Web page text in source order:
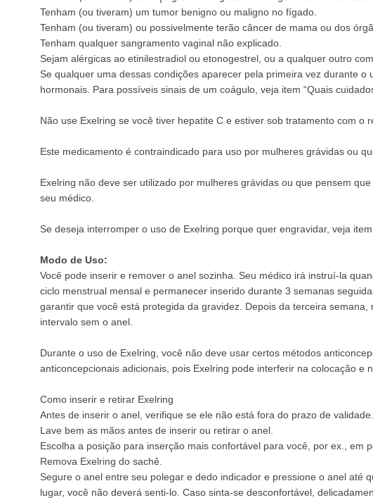
Tenham (ou tiveram) um tumor benigno ou maligno no fígado.
Tenham (ou tiveram) ou possivelmente terão câncer de mama ou dos
Tenham qualquer sangramento vaginal não explicado.
Sejam alérgicas ao etinilestradiol ou etonogestrel, ou a qualquer outro
Se qualquer uma dessas condições aparecer pela primeira vez durante
hormonais. Para possíveis sinais de um coágulo, veja item “Quais
Não use Exelring se você tiver hepatite C e estiver sob tratamento com
Este medicamento é contraindicado para uso por mulheres grávidas ou
Exelring não deve ser utilizado por mulheres grávidas ou que pensem
seu médico.
Se deseja interromper o uso de Exelring porque quer engravidar, veja
Modo de Uso:
Você pode inserir e remover o anel sozinha. Seu médico irá instruí-la
ciclo menstrual mensal e permanecer inserido durante 3 semanas
garantir que você está protegida da gravidez. Depois da terceira
intervalo sem o anel.
Durante o uso de Exelring, você não deve usar certos métodos
anticoncepcionais adicionais, pois Exelring pode interferir na colocação
Como inserir e retirar Exelring
Antes de inserir o anel, verifique se ele não está fora do prazo de validade.
Lave bem as mãos antes de inserir ou retirar o anel.
Escolha a posição para inserção mais confortável para você, por ex., em
Remova Exelring do sachê.
Segure o anel entre seu polegar e dedo indicador e pressione o anel até
lugar, você não deverá senti-lo. Caso sinta-se desconfortável,